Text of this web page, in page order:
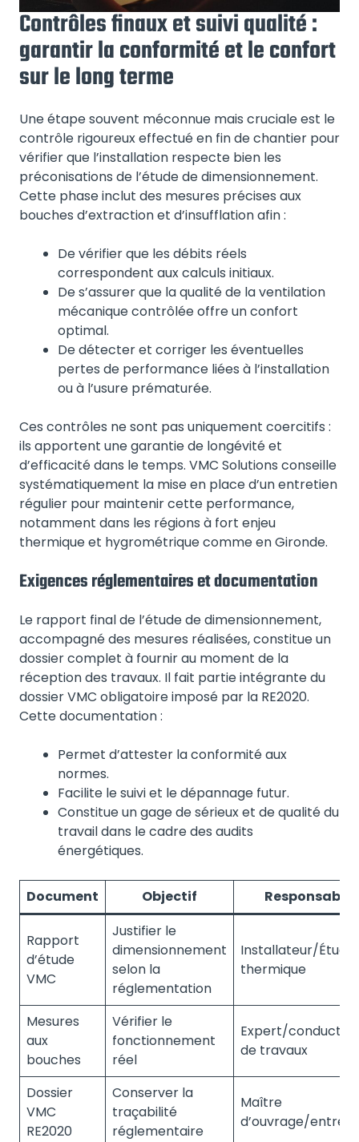
Contrôles finaux et suivi qualité :
garantir la conformité et le confort
sur le long terme
Une étape souvent méconnue mais cruciale est le
contrôle rigoureux effectué en fin de chantier pour
vérifier que l’installation respecte bien les
préconisations de l’étude de dimensionnement.
Cette phase inclut des mesures précises aux
bouches d’extraction et d’insufflation afin :
De vérifier que les débits réels
correspondent aux calculs initiaux.
De s’assurer que la qualité de la ventilation
mécanique contrôlée offre un confort
optimal.
De détecter et corriger les éventuelles
pertes de performance liées à l’installation
ou à l’usure prématurée.
Ces contrôles ne sont pas uniquement coercitifs :
ils apportent une garantie de longévité et
d’efficacité dans le temps. VMC Solutions conseille
systématiquement la mise en place d’un entretien
régulier pour maintenir cette performance,
notamment dans les régions à fort enjeu
thermique et hygrométrique comme en Gironde.
Exigences réglementaires et documentation
Le rapport final de l’étude de dimensionnement,
accompagné des mesures réalisées, constitue un
dossier complet à fournir au moment de la
réception des travaux. Il fait partie intégrante du
dossier VMC obligatoire imposé par la RE2020.
Cette documentation :
Permet d’attester la conformité aux
normes.
Facilite le suivi et le dépannage futur.
Constitue un gage de sérieux et de qualité du
travail dans le cadre des audits
énergétiques.
Document Objectif Responsable
Rapport
d’étude
VMC
Justifier le
dimensionnement
selon la
réglementation
Installateur/Étude
thermique
Mesures
aux
bouches
Vérifier le
fonctionnement
réel
Expert/
de travaux
Dossier
VMC
RE2020
Conserver la
traçabilité
réglementaire
Maître
d’ouvrage/